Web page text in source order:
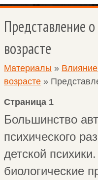
Представление
возрасте
Материалы »
возрасте »
Страница 1
Большинство
психического
детской
биологические